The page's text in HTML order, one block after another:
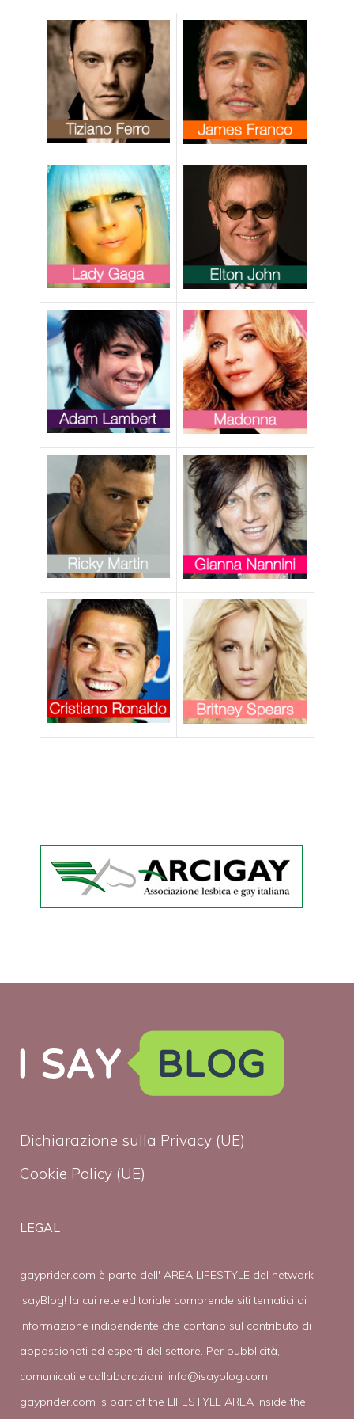
gay”
Dichiarazione sulla Privacy (UE)
Cookie Policy (UE)
LEGAL
gayprider.com è parte dell' AREA LIFESTYLE del network
IsayBlog! la cui rete editoriale comprende siti tematici di
informazione indipendente che contano sul contributo di
appassionati ed esperti del settore. Per pubblicità,
comunicati e collaborazioni: info@isayblog.com
gayprider.com is part of the LIFESTYLE AREA inside the